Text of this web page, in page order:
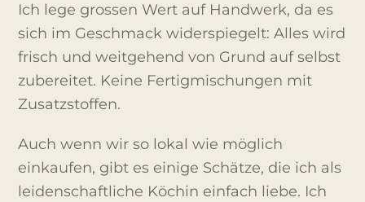
Ich lege grossen Wert auf Handwerk, da es
sich im Geschmack widerspiegelt: Alles wird
frisch und weitgehend von Grund auf selbst
zubereitet. Keine Fertigmischungen mit
Zusatzstoffen.
Auch wenn wir so lokal wie möglich
einkaufen, gibt es einige Schätze, die ich als
leidenschaftliche Köchin einfach liebe. Ich